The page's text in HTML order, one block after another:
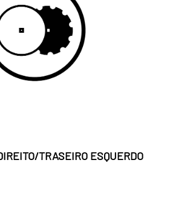
TRASEIRO ESQUERDO